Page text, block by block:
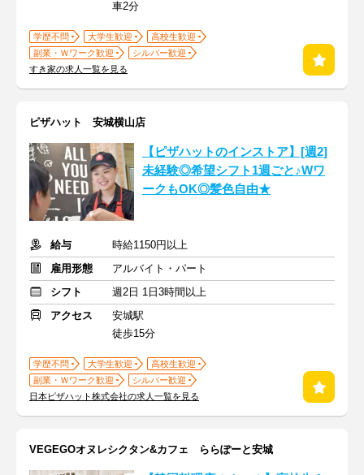
車2分
学歴不問 大学生歓迎
高校生歓迎
副業・Ｗワーク歓迎
シルバー歓迎
すき家の求人一覧を見る
ピザハット 安城横山店
【ピザハットのインストア】[週2]
未経験◎希望シフト1週ごと♪Wワ
ークもOK◎髪色自由★
給与
時給1150円以上
雇用形態
アルバイト・パート
シフト
週2日 1日3時間以上
アクセス
安城駅
徒歩15分
学歴不問 大学生歓迎
高校生歓迎
副業・Ｗワーク歓迎
シルバー歓迎
日本ピザハット株式会社の求人一覧を見る
VEGEGOオヌレシクタン&カフェ ららぽーと安城